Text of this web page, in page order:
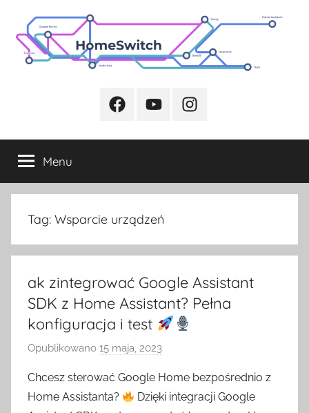
treści
FacebookYoutubeInstagram
Menu
Tag: Wsparcie urządzeń
ak zintegrować Google Assistant
SDK z Home Assistant? Pełna
konfiguracja i test
Opublikowano 15 maja, 2023
z
e
Chcesz sterować Google Home bezpośrednio z
Home Assistanta?
Dzięki integracji Google